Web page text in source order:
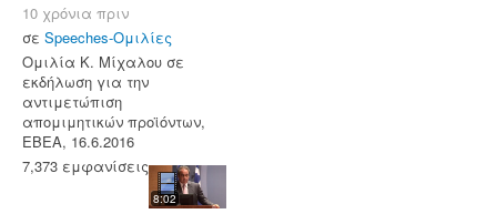
10 χρόνια πριν
σε Speeches-Ομιλίες
Ομιλία Κ. Μίχαλου σε
εκδήλωση για την
αντιμετώπιση
απομιμητικών προϊόντων,
ΕΒΕΑ, 16.6.2016
7,373 εμφανίσεις
8:02